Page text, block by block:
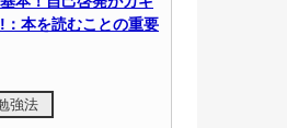
：本を読むことの重要
強法